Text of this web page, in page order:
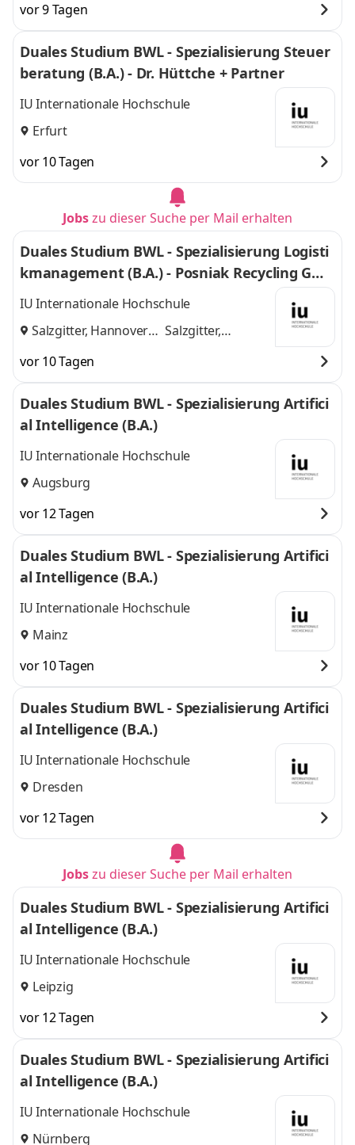
vor 9 Tagen
Duales Studium BWL - Spezialisierung Steuer
beratung (B.A.) - Dr. Hüttche + Partner
IU Internationale Hochschule
Erfurt
vor 10 Tagen
Jobszu dieser Suche per Mail erhalten
Duales Studium BWL - Spezialisierung Logisti
kmanagement (B.A.) - Posniak Recycling Gmb
H
IU Internationale Hochschule
Salzgitter, Hannover
Salzgitter,
vor 10 Tagen
Duales Studium BWL - Spezialisierung Artifici
al Intelligence (B.A.)
IU Internationale Hochschule
Augsburg
vor 12 Tagen
Duales Studium BWL - Spezialisierung Artifici
al Intelligence (B.A.)
IU Internationale Hochschule
Mainz
vor 10 Tagen
Duales Studium BWL - Spezialisierung Artifici
al Intelligence (B.A.)
IU Internationale Hochschule
Dresden
vor 12 Tagen
Jobszu dieser Suche per Mail erhalten
Duales Studium BWL - Spezialisierung Artifici
al Intelligence (B.A.)
IU Internationale Hochschule
Leipzig
vor 12 Tagen
Duales Studium BWL - Spezialisierung Artifici
al Intelligence (B.A.)
IU Internationale Hochschule
Nürnberg